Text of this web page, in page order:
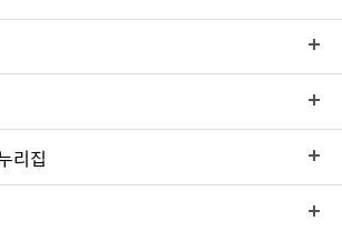
리집